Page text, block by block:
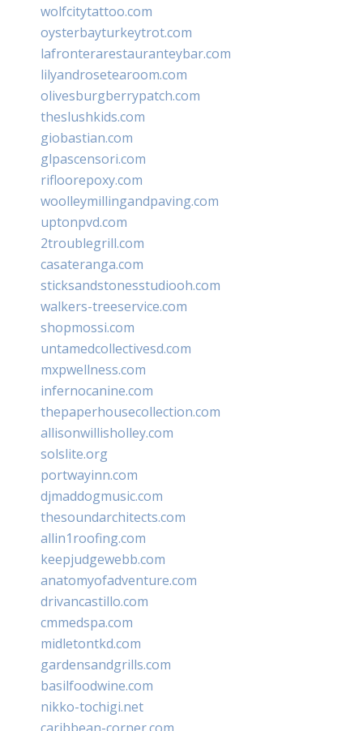
wolfcitytattoo.com
oysterbayturkeytrot.com
lafronterarestauranteybar.com
lilyandrosetearoom.com
olivesburgberrypatch.com
theslushkids.com
giobastian.com
glpascensori.com
rifloorepoxy.com
woolleymillingandpaving.com
uptonpvd.com
2troublegrill.com
casateranga.com
sticksandstonesstudiooh.com
walkers-treeservice.com
shopmossi.com
untamedcollectivesd.com
mxpwellness.com
infernocanine.com
thepaperhousecollection.com
allisonwillisholley.com
solslite.org
portwayinn.com
djmaddogmusic.com
thesoundarchitects.com
allin1roofing.com
keepjudgewebb.com
anatomyofadventure.com
drivancastillo.com
cmmedspa.com
midletontkd.com
gardensandgrills.com
basilfoodwine.com
nikko-tochigi.net